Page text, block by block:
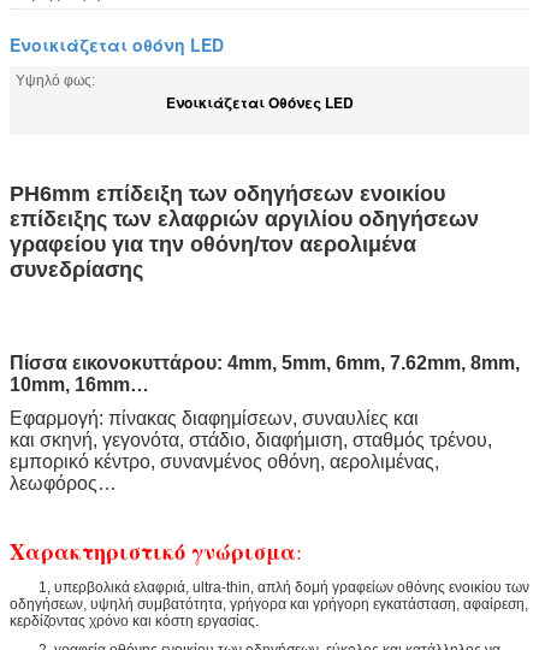
Ενοικιάζεται οθόνη LED
Υψηλό φως:
Ενοικιάζεται Οθόνες LED
PH6mm επίδειξη των οδηγήσεων ενοικίου
επίδειξης των ελαφριών αργιλίου οδηγήσεων
γραφείου για την οθόνη/τον αερολιμένα
συνεδρίασης
Πίσσα εικονοκυττάρου: 4mm, 5mm, 6mm, 7.62mm, 8mm,
10mm, 16mm…
Εφαρμογή: πίνακας διαφημίσεων, συναυλίες και
και σκηνή, γεγονότα, στάδιο, διαφήμιση, σταθμός τρένου,
εμπορικό κέντρο, συνανμένος οθόνη, αερολιμένας,
λεωφόρος…
Χαρακτηριστικό γνώρισμα:
1, υπερβολικά ελαφριά, ultra-thin, απλή δομή γραφείων οθόνης ενοικίου των
οδηγήσεων, υψηλή συμβατότητα, γρήγορα και γρήγορη εγκατάσταση, αφαίρεση,
κερδίζοντας χρόνο και κόστη εργασίας.